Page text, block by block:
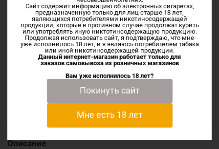
Vg/Pg 50/50 NIC SALT
Характеристики
Описание
Сайт содержит информацию об электронных сигаретах,
предназначенную только для лиц старше 18 лет,
являющихся потребителями никотиносодержащей
продукции, которые в противном случае продолжат курить
или употреблять иную никтотинсодержащую продукцию.
Продолжая использовать сайт, я подтверждаю, что мне
уже исполнилось 18 лет, и я являюсь потребителем табака
или иной никотинсодержащей продукции.
Данный интернет-магазин работает только для
заказов самовывоза из розничных магазинов
Вам уже исполнилось 18 лет?
Покинуть сайт
Мне есть 18 лет